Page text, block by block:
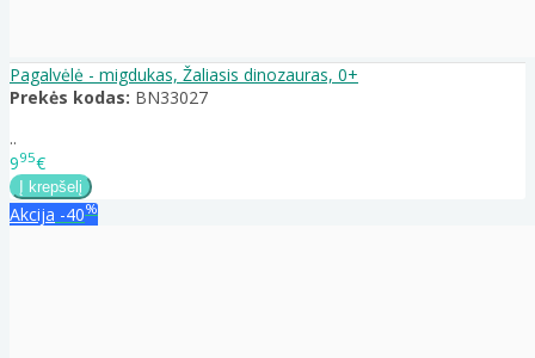
Pagalvėlė - migdukas, Žaliasis dinozauras, 0+
Prekės kodas: BN33027
..
995€
Akcija -40%